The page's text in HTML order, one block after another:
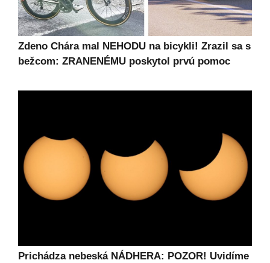
Zdeno Chára mal NEHODU na bicykli! Zrazil sa s
bežcom: ZRANENÉMU poskytol prvú pomoc
Prichádza nebeská NÁDHERA: POZOR! Uvidíme